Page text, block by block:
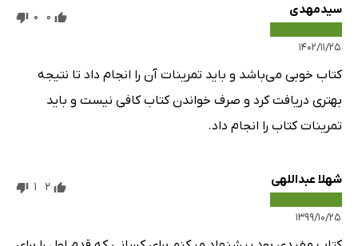
سیدمهدی
۱۴۰۲/۱۱/۲۵
0
0
کتاب خوبی می‌باشد و باید تمرینات آن را انجام داد تا نتیجه
بهتری دریافت کرد و صرف خواندن کتاب کافی نیست و باید
تمرینات کتاب را انجام داد.
شهلا عبداللهی
۱۳۹۹/۱۰/۲۵
2
1